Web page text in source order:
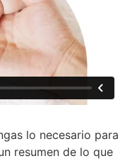
lo necesario para
resumen de lo que